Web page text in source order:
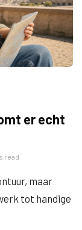
er echt
read
maar
tot handige